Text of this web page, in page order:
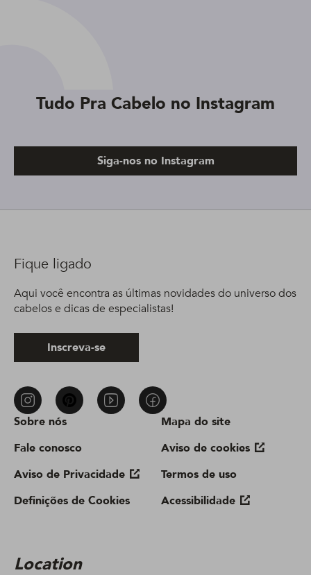
Tudo Pra Cabelo no Instagram
Siga-nos no Instagram
Sobre nós
Fale conosco
Aviso de Privacidade
Definições de Cookies
Mapa do site
Aviso de cookies
Termos de uso
Acessibilidade
Location
Fique ligado
Aqui você encontra as últimas novidades do universo dos
cabelos e dicas de especialistas!
Inscreva-se